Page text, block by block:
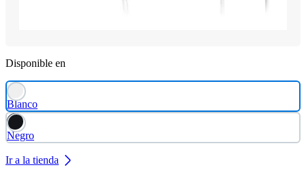
Disponible en
Blanco
Negro
Ir a la tienda